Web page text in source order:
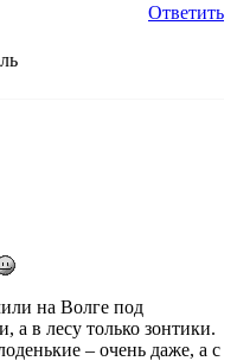
Ответить
на Волге под
а в лесу только зонтики.
– очень даже, а с